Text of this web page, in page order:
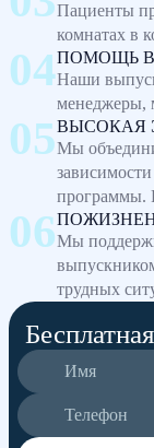
Пациенты
комнатах в
ПОМОЩЬ В
Наши
менеджеры,
ВЫСОКАЯ
Мы
программы.
Мы
трудных